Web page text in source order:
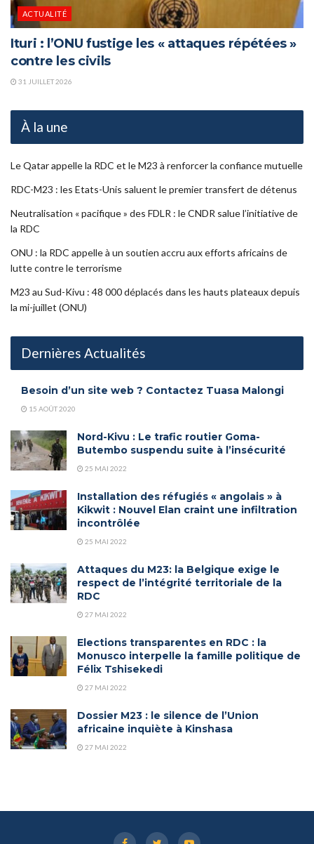
ACTUALITÉ
Ituri : l’ONU fustige les « attaques répétées »
contre les civils
31 JUILLET 2026
À la une
Le Qatar appelle la RDC et le M23 à renforcer la confiance mutuelle
RDC-M23 : les Etats-Unis saluent le premier transfert de détenus
Neutralisation « pacifique » des FDLR : le CNDR salue l’initiative de
la RDC
ONU : la RDC appelle à un soutien accru aux efforts africains de
lutte contre le terrorisme
M23 au Sud-Kivu : 48 000 déplacés dans les hauts plateaux depuis
la mi-juillet (ONU)
Dernières Actualités
Besoin d’un site web ? Contactez Tuasa Malongi
15 AOÛT 2020
Nord-Kivu : Le trafic routier Goma-
Butembo suspendu suite à l’insécurité
25 MAI 2022
Installation des réfugiés « angolais » à
Kikwit : Nouvel Elan craint une infiltration
incontrôlée
25 MAI 2022
Attaques du M23: la Belgique exige le
respect de l’intégrité territoriale de la
RDC
27 MAI 2022
Elections transparentes en RDC : la
Monusco interpelle la famille politique de
Félix Tshisekedi
27 MAI 2022
Dossier M23 : le silence de l’Union
africaine inquiète à Kinshasa
27 MAI 2022